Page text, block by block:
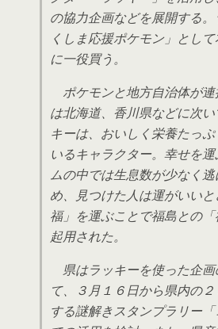
の協力企画などを展開する
くしま応援ポケモン」とし
に一役買う。
ポケモンと地方自治体が
は北海道、香川県などに次
キーは、おいしく栄養たっ
いるキャラクター。幸せを
ムの中では生息数が少なく
め、見つけた人は運がいい
福」を運ぶことで福島との
起用された。
県はラッキーを使った企画
て、３月１６日から県内の
する謎解きスタンプラリー